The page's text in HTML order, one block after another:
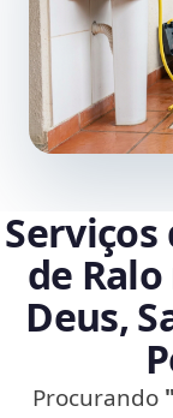
de
Deus,
Procurando